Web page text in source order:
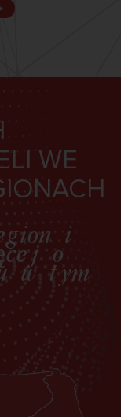
WE
i
o
w tym